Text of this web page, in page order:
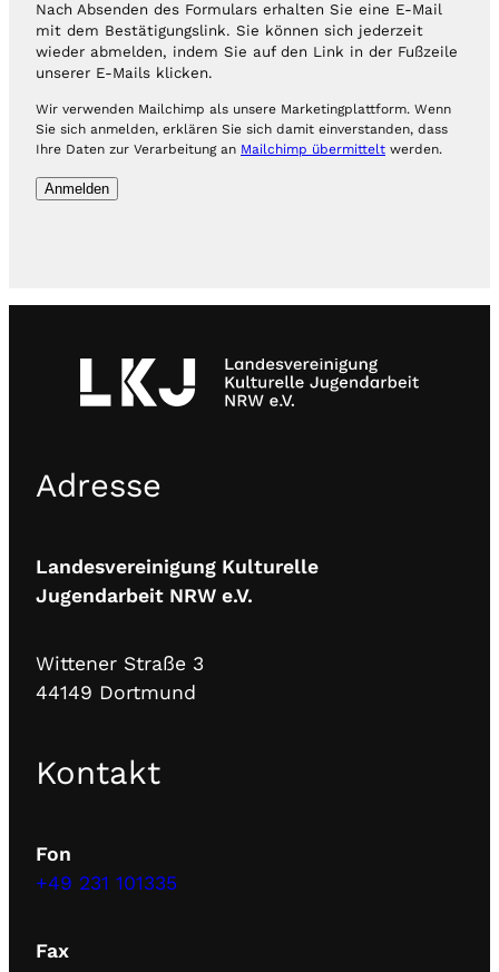
Nach Absenden des Formulars erhalten Sie eine E-Mail
mit dem Bestätigungslink. Sie können sich jederzeit
wieder abmelden, indem Sie auf den Link in der Fußzeile
unserer E-Mails klicken.
Wir verwenden Mailchimp als unsere Marketingplattform. Wenn
Sie sich anmelden, erklären Sie sich damit einverstanden, dass
Ihre Daten zur Verarbeitung an Mailchimp übermittelt werden.
Adresse
Landesvereinigung Kulturelle
Jugendarbeit NRW e.V.
Wittener Straße 3
44149 Dortmund
Kontakt
Fon
+49 231 101335
Fax